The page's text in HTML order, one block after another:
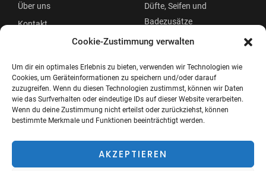
Cookie-Zustimmung verwalten
Um dir ein optimales Erlebnis zu bieten, verwenden wir Technologien wie
Cookies, um Geräteinformationen zu speichern und/oder darauf
zuzugreifen. Wenn du diesen Technologien zustimmst, können wir Daten
wie das Surfverhalten oder eindeutige IDs auf dieser Website verarbeiten.
Wenn du deine Zustimmung nicht erteilst oder zurückziehst, können
bestimmte Merkmale und Funktionen beeinträchtigt werden.
AKZEPTIEREN
Über uns
Kontakt
Düfte, Seifen und
Badezusätze
Beauty
Menü